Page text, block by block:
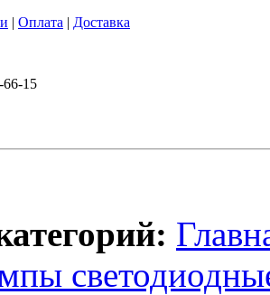
| Оплата | Доставка
66-15